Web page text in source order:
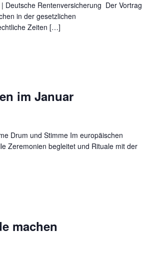
Rentenversicherung Der Vortrag
in der gesetzlichen
Zeiten […]
im Januar
Drum und Stimme Im europäischen
Zeremonien begleitet und Rituale mit der
machen